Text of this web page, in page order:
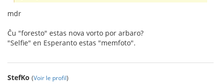
mdr
Ĉu "foresto" estas nova vorto por arbaro?
"Selfie" en Esperanto estas "memfoto".
StefKo (Voir le profil)